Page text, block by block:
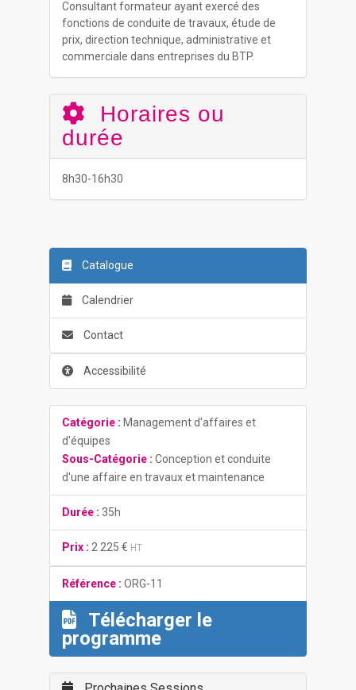
Consultant formateur ayant exercé des
fonctions de conduite de travaux, étude de
prix, direction technique, administrative et
commerciale dans entreprises du BTP.
Horaires ou
durée
8h30-16h30
Catalogue
Calendrier
Contact
Accessibilité
Catégorie : Management d'affaires et
d'équipes
Sous-Catégorie : Conception et conduite
d'une affaire en travaux et maintenance
Durée : 35h
Prix : 2 225 € HT
Référence : ORG-11
Télécharger le
programme